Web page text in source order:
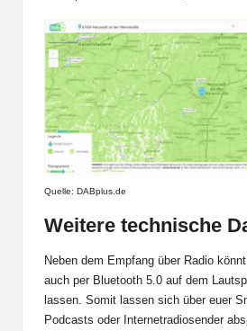
Quelle: DABplus.de
Weitere technische
Neben dem Empfang über Radio
auch per Bluetooth 5.0 auf dem
lassen. Somit lassen sich über euer
Podcasts oder Internetradiosender